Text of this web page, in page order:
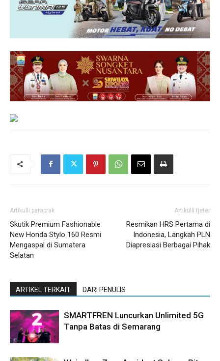
Artikulli paraprak
Skutik Premium Fashionable
New Honda Stylo 160 Resmi
Mengaspal di Sumatera
Selatan
Artikulli tjetër
Resmikan HRS Pertama di
Indonesia, Langkah PLN
Diapresiasi Berbagai Pihak
ARTIKEL TERKAIT DARI PENULIS
SMARTFREN Luncurkan Unlimited 5G
Tanpa Batas di Semarang